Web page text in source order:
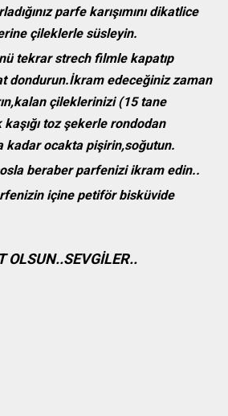
parfe karışımını dikatlice
çileklerle süsleyin.
tekrar strech filmle kapatıp
dondurun.İkram edeceğiniz zaman
çileklerinizi (15 tane
toz şekerle rondodan
kadar ocakta pişirin,soğutun.
sosla beraber parfenizi ikram edin..
içine petiför bisküvide
OLSUN..SEVGİLER..